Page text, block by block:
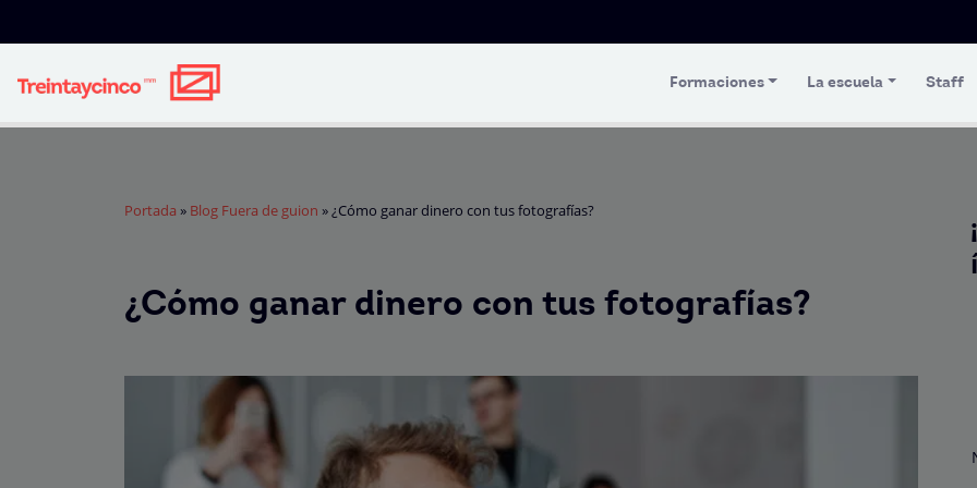
Formaciones La escuela Staff
Portada » Blog Fuera de guion »¿Cómo ganar dinero con tus fotografías?
¿Cómo ganar dinero con tus fotografías?